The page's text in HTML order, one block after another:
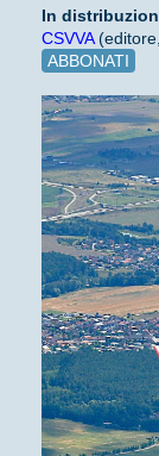
In
CSVVA(editore,
ABBONATI